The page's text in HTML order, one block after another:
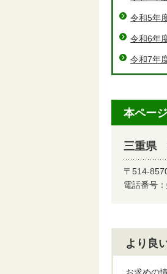
令和5年
令和6年
令和7年
本ペー
三重県
〒514-
電話番号：
より良